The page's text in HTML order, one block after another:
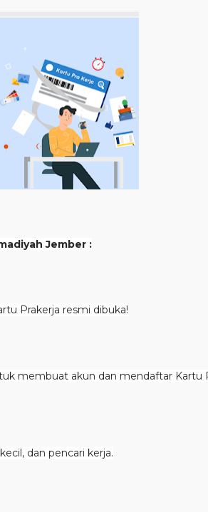
Jember :
Prakerja resmi dibuka!
membuat akun dan mendaftar Kartu
dan pencari kerja.